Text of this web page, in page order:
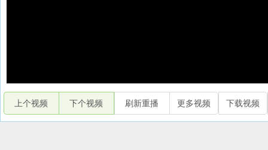
上个视频 下个视频 刷新重播 更多视频 下载视频